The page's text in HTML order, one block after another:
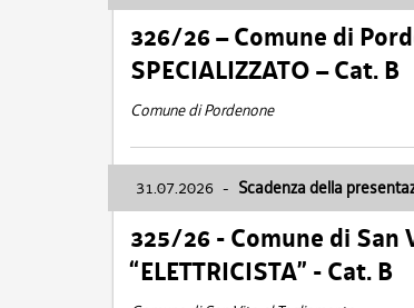
326/26 – Comune di
SPECIALIZZATO – Cat. B
Comune di Pordenone
31.07.2026 - Scadenza della
325/26 - Comune di San
“ELETTRICISTA” - Cat. B